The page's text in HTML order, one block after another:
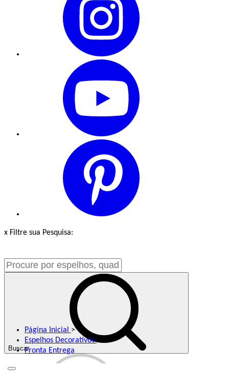
x Filtre sua Pesquisa:
Buscar
Página Inicial >
Espelhos Decorativos>
Pronta Entrega